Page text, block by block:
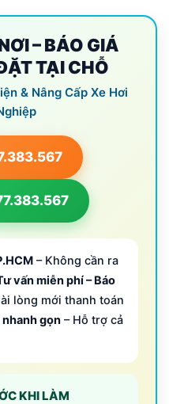
– BÁO GIÁ
TẠI CHỖ
& Nâng Cấp Xe Hơi
– Không cần ra
vấn miễn phí – Báo
lòng mới thanh toán
gọn – Hỗ trợ cả
KHI LÀM